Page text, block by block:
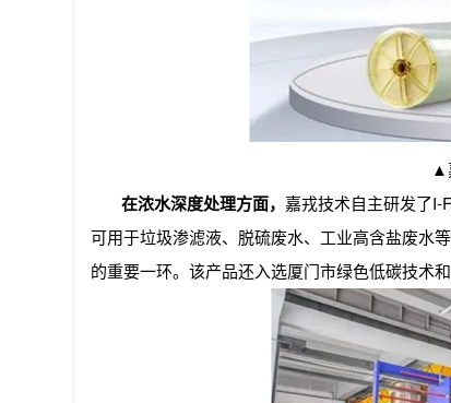
▲
在浓水深度处理方面， 嘉戎技术自主研发了I-
可用于垃圾渗滤液、脱硫废水、工业高含盐废水
的重要一环。该产品还入选厦门市绿色低碳技术和